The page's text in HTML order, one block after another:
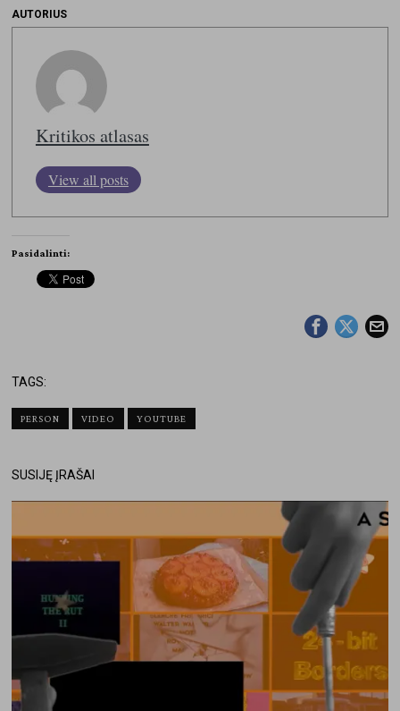
AUTORIUS
Kritikos atlasas
View all posts
Pasidalinti:
TAGS:
PERSON VIDEO YOUTUBE
SUSIJĘ ĮRAŠAI